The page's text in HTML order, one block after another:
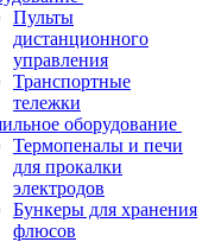
Пульты
дистанционного
управления
Транспортные
тележки
оборудование
Термопеналы и печи
для прокалки
электродов
Бункеры для хранения
флюсов